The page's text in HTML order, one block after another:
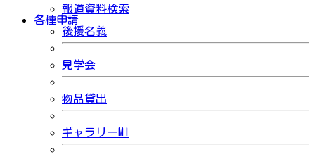
報道資料検索
各種申請
後援名義
見学会
物品貸出
ギャラリーMI